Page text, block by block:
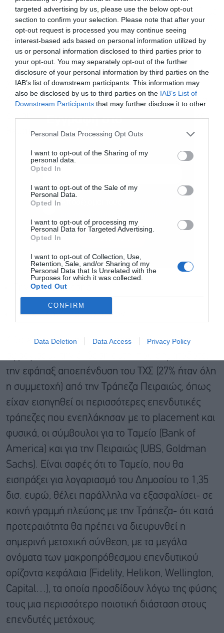
targeted advertising by us, please use the below opt-out
section to confirm your selection. Please note that after your
opt-out request is processed you may continue seeing
interest-based ads based on personal information utilized by
us or personal information disclosed to third parties prior to
your opt-out. You may separately opt-out of the further
disclosure of your personal information by third parties on the
IAB’s list of downstream participants. This information may
also be disclosed by us to third parties on the IAB’s List of
Downstream Participants that may further disclose it to other
Personal Data Processing Opt Outs
I want to opt-out of the Sharing of my
personal data.
Opted In
I want to opt-out of the Sale of my
Personal Data.
Opted In
I want to opt-out of processing my
Personal Data for Targeted Advertising.
Opted In
I want to opt-out of Collection, Use,
Retention, Sale, and/or Sharing of my
Personal Data that Is Unrelated with the
Purposes for which it was collected.
Opted Out
CONFIRM
Data Deletion Data Access Privacy Policy
κεφαλαιοποίησης) έχει πολλαπλασιαστή το 10, με
την τιμή διάθεσης να κλειδώνει με βάση αυτή την
τεράστια εκδήλωση ενδιαφέροντος, στη ζώνη
των 4 ευρώ.
Χθες το βράδυ, συνεδρίασε εκ νέου το
Διοικητικό Συμβούλιο του ΤΧΣ προκειμένου να
εγκρίνει και να συναποφασίσει για δύο βασικά
θέματα:
Την τιμή διάθεσης
Την επιλογή των μετόχων
Δύο εξίσου σημαντικές παράμετροι που θα
την εφάπαξ αποεπένδυση του ΤΧΣ (27% ήταν όλη
η συμμετοχή) από την Τράπεζα Πειραιώς, όπως
είχαν εισηγηθεί οι περισσότερες επενδυτικές
τράπεζες που ενεπλάκησαν με το placement και
φυσικά, οι σύμβουλοι για το Ταμείο (Bank of
America) και για την Πειραιώς (UBS, Goldman
Sachs). Είναι σαφές ότι το Ταμείο, που θα
εισπράξει για λογαριασμό του Δημοσίου το 1,35
δισ. ευρώ, θέλει παράλληλα να εξασφαλίσει- σε
κοινή γραμμή πλεύσης με την Τράπεζα- ότι κατά
προτεραιότητα θα πρέπει να διευρυνθεί η
σημερινή μετοχική σύνθεση, με τα μεγάλα
ονόματα των μακροπρόθεσμου επενδυτικού
ορίζοντα κεφάλαια (Fidelity, Helikon, Wellington,
Capital…), τα οποία προσδίδουν λόγω της φύσης
τους μια περισσότερο ποιοτική διάσταση στους
επενδυτές μετόχους.
Εγγραφή στο
newsletter
Αποδέχομαι τους